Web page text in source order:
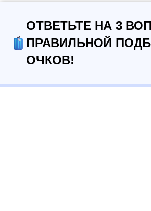
ОТВЕТЬТЕ НА 3
ПРАВИЛЬНОЙ
ОЧКОВ!